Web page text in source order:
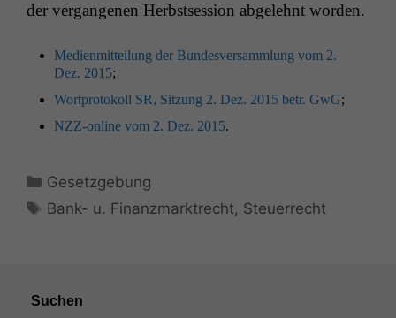
der ver­gan­genen Herb­st­ses­sion abgelehnt worden.
Medi­en­mit­teilung der Bun­desver­samm­lung vom 2.
Dez. 2015;
Wort­pro­tokoll SR, Sitzung 2. Dez. 2015 betr. GwG;
NZZ-online vom 2. Dez. 2015.
Kategorien
Gesetzgebung
Schlagwörter
Bank- u. Finanzmarktrecht, Steuerrecht
Suchen